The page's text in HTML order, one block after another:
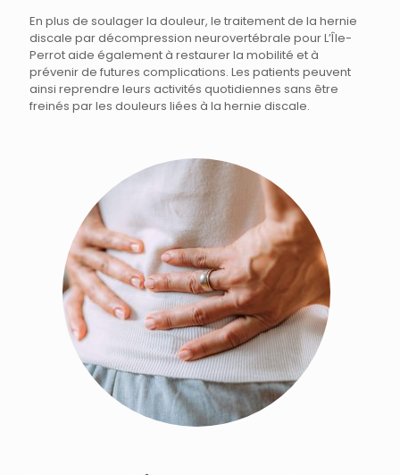
En plus de soulager la douleur, le traitement de la hernie
discale par décompression neurovertébrale pour L’Île-
Perrot aide également à restaurer la mobilité et à
prévenir de futures complications. Les patients peuvent
ainsi reprendre leurs activités quotidiennes sans être
freinés par les douleurs liées à la hernie discale.